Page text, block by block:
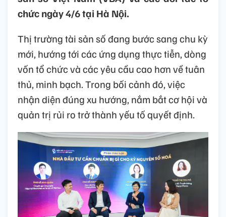
chức ngày 4/6 tại Hà Nội.
Thị trường tài sản số đang bước sang chu kỳ
mới, hướng tới các ứng dụng thực tiễn, dòng
vốn tổ chức và các yêu cầu cao hơn về tuân
thủ, minh bạch. Trong bối cảnh đó, việc
nhận diện đúng xu hướng, nắm bắt cơ hội và
quản trị rủi ro trở thành yếu tố quyết định.